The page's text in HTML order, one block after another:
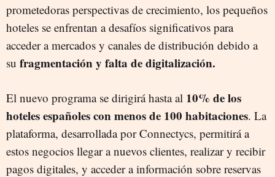
prometedoras perspectivas de crecimiento, los pequeños
hoteles se enfrentan a desafíos significativos para
acceder a mercados y canales de distribución debido a
su fragmentación y falta de digitalización.
El nuevo programa se dirigirá hasta al 10% de los
hoteles españoles con menos de 100 habitaciones. La
plataforma, desarrollada por Connectycs, permitirá a
estos negocios llegar a nuevos clientes, realizar y recibir
pagos digitales, y acceder a información sobre reservas